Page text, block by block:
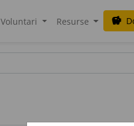
Voluntari Resurse savings